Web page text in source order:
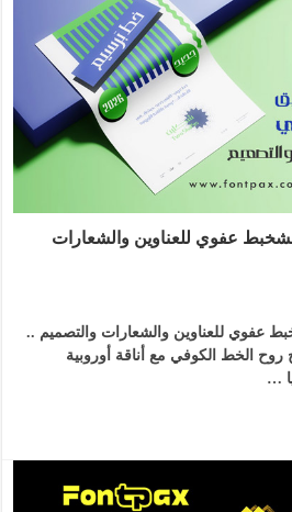
عفوي للعناوين والشعارات
عفوي للعناوين والشعارات والتصميم ..
الخط الكوفي مع أناقة أوروبية
…